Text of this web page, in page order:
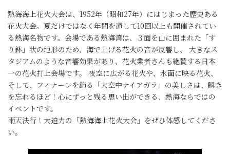
熱海海上花火大会は、1952年（昭和27年）にはじまった歴史ある
花火大会。夏だけではなく年間を通して10回以上も開催されてい
る熱海名物です。会場である熱海湾は、３面を山に囲まれた「す
り鉢」状の地形のため、海で上げる花火の音が反響し、 大きなス
タジアムのような音響効果があり、花火業者さんも絶賛する日本
一の花火打上会場です。 夜空に広がる花火や、水面に映る花火、
そして、フィナーレを飾る「大空中ナイアガラ」の美しさは、瞬き
を忘れるほど！心にずっと残る思い出ができる、熱海ならではの
イベントです。
雨天決行！大迫力の「熱海海上花火大会」をぜひ体感してくださ
い。